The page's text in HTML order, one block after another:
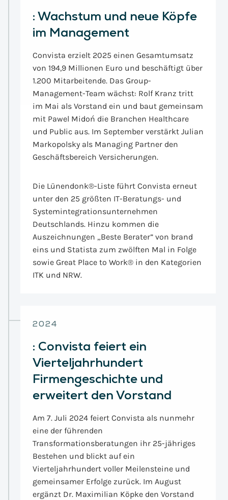
:Wachstum und neue Köpfe
im Management
Convista erzielt 2025 einen Gesamtumsatz
von 194,9 Millionen Euro und beschäftigt über
1.200 Mitarbeitende. Das Group-
Management-Team wächst: Rolf Kranz tritt
im Mai als Vorstand ein und baut gemeinsam
mit Pawel Midoń die Branchen Healthcare
und Public aus. Im September verstärkt Julian
Markopolsky als Managing Partner den
Geschäftsbereich Versicherungen.
Die Lünendonk®-Liste führt Convista erneut
unter den 25 größten IT-Beratungs- und
Systemintegrationsunternehmen
Deutschlands. Hinzu kommen die
Auszeichnungen „Beste Berater” von brand
eins und Statista zum zwölften Mal in Folge
sowie Great Place to Work® in den Kategorien
ITK und NRW.
2024
: Convista feiert ein
Vierteljahrhundert
Firmengeschichte und
erweitert den Vorstand
Am 7. Juli 2024 feiert Convista als nunmehr
eine der führenden
Transformationsberatungen ihr 25-jähriges
Bestehen und blickt auf ein
Vierteljahrhundert voller Meilensteine und
gemeinsamer Erfolge zurück. Im August
ergänzt Dr. Maximilian Köpke den Vorstand